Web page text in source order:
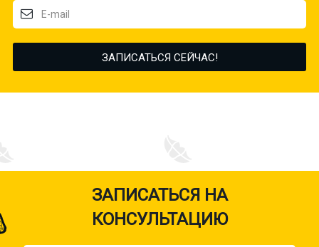
ЗАПИСАТЬСЯ НА
КОНСУЛЬТАЦИЮ